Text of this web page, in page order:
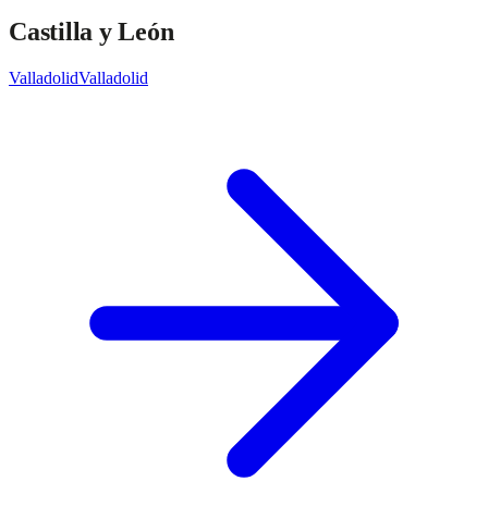
Castilla y León
ValladolidValladolid